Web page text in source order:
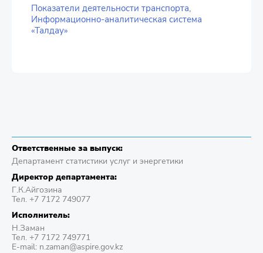
Показатели деятельности транспорта,
Информационно-аналитическая система
«Талдау»
Ответственные за выпуск:
Департамент статистики услуг и энергетики
Директор департамента:
Г.К.Айгозина
Тел. +7 7172 749077
Исполнитель:
Н.Заман
Тел. +7 7172 749771
E-mail: n.zaman@aspire.gov.kz